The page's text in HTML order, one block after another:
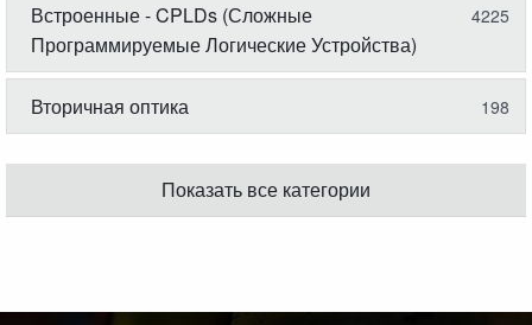
Встроенные - CPLDs (Сложные
Программируемые Логические Устройства)
4225
Вторичная оптика 198
Показать все категории